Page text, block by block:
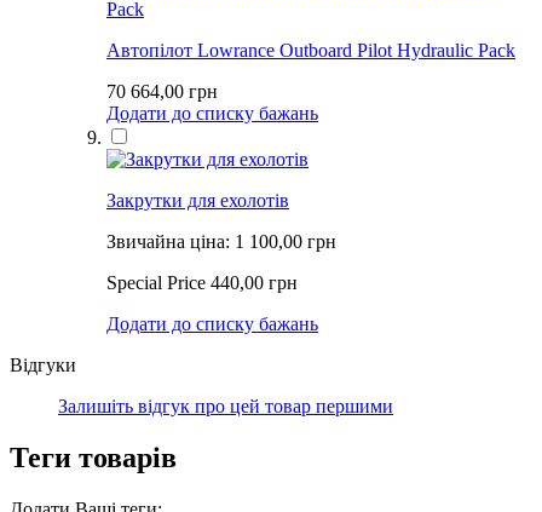
Автопілот Lowrance Outboard Pilot Hydraulic Pack
70 664,00 грн
Додати до списку бажань
Закрутки для ехолотів
Звичайна ціна: 1 100,00 грн
Special Price 440,00 грн
Додати до списку бажань
Відгуки
Залишіть відгук про цей товар першими
Теги товарів